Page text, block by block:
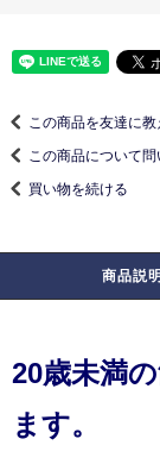
この商品を友達に教
この商品について問
買い物を続ける
商品説明
20歳未満
ます。